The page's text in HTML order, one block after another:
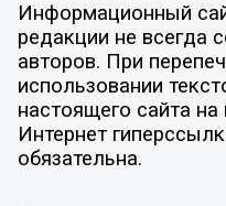
Информационный
редакции не всегда
авторов. При
использовании
настоящего сайта на
Интернет
обязательна.